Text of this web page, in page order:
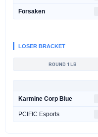
Forsaken
LOSER BRACKET
ROUND 1 LB
Karmine Corp Blue
PCIFIC Esports